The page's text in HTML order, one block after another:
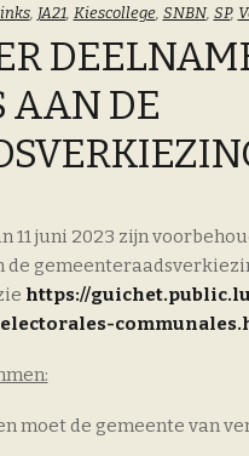
, JA21, Kiescollege, SNBN, SP,
AAN DE
11 juni 2023 zijn
de
https://
moet de gemeente van